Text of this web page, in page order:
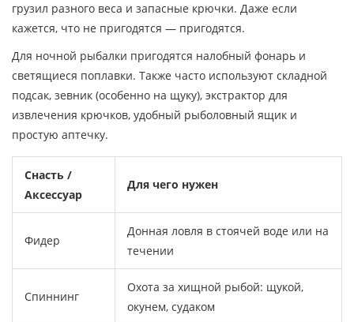
грузил разного веса и запасные крючки. Даже если
кажется, что не пригодятся — пригодятся.
Для ночной рыбалки пригодятся налобный фонарь и
светящиеся поплавки. Также часто используют складной
подсак, зевник (особенно на щуку), экстрактор для
извлечения крючков, удобный рыболовный ящик и
простую аптечку.
Снасть /
Аксессуар
Для чего нужен
Фидер
Донная ловля в стоячей воде или на
течении
Спиннинг
Охота за хищной рыбой: щукой,
окунем, судаком